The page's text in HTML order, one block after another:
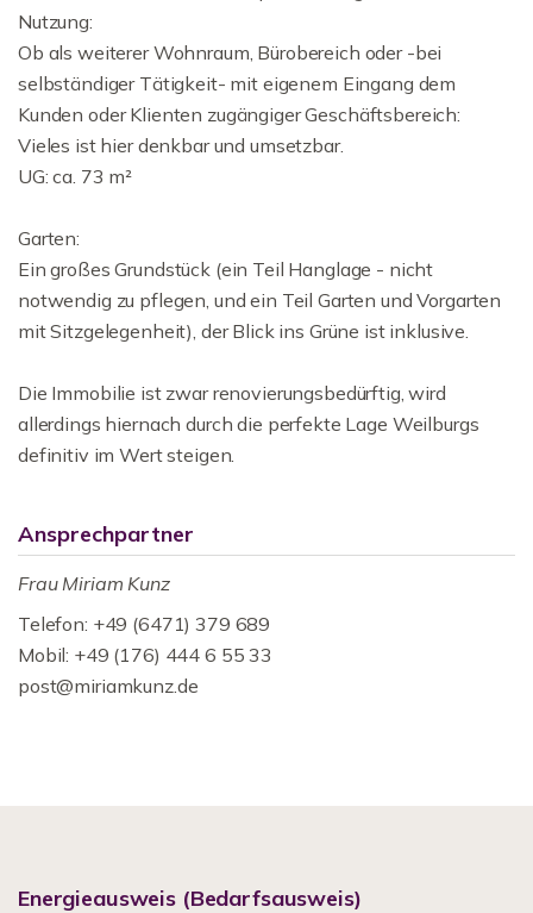
Nutzung:
Ob als weiterer Wohnraum, Bürobereich oder -bei
selbständiger Tätigkeit- mit eigenem Eingang dem
Kunden oder Klienten zugängiger Geschäftsbereich:
Vieles ist hier denkbar und umsetzbar.
UG: ca. 73 m²
Garten:
Ein großes Grundstück (ein Teil Hanglage - nicht
notwendig zu pflegen, und ein Teil Garten und Vorgarten
mit Sitzgelegenheit), der Blick ins Grüne ist inklusive.
Die Immobilie ist zwar renovierungsbedürftig, wird
allerdings hiernach durch die perfekte Lage Weilburgs
definitiv im Wert steigen.
Ansprechpartner
Frau Miriam Kunz
Telefon: +49 (6471) 379 689
Mobil: +49 (176) 444 6 55 33
post@miriamkunz.de
Energieausweis (Bedarfsausweis)